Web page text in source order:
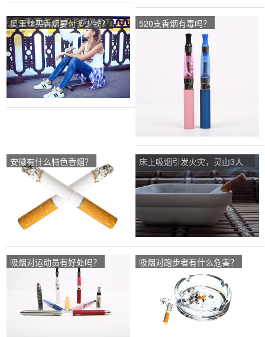
奥里丝买香烟要付多少钱？ 520支香烟有毒吗？
安徽有什么特色香烟？
床上吸烟引发火灾，灵山3人
死亡，你怎么看？
吸烟对运动员有好处吗？ 吸烟对跑步者有什么危害？